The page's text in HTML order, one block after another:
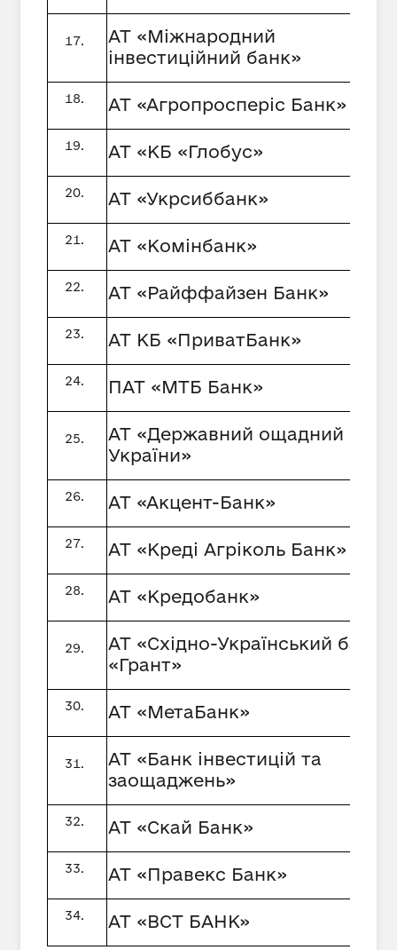
АТ «Міжнародний
інвестиційний банк»
АТ «Агропросперіс Банк»
АТ «КБ «Глобус»
АТ «Укрсиббанк»
АТ «Комінбанк»
АТ «Райффайзен Банк»
АТ КБ «ПриватБанк»
ПАТ «МТБ Банк»
АТ «Державний ощадний банк
України»
АТ «Акцент-Банк»
АТ «Креді Агріколь Банк»
АТ «Кредобанк»
АТ «Східно-Український банк
«Грант»
АТ «МетаБанк»
АТ «Банк інвестицій та
заощаджень»
АТ «Скай Банк»
АТ «Правекс Банк»
АТ «ВСТ БАНК»